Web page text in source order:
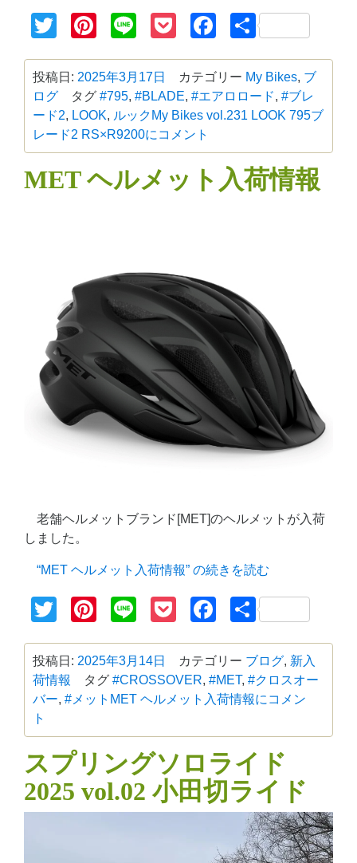
TwitterPinterest
Line PocketFacebook
共
投稿日: 2025年3月17日 カテゴリー My Bikes, ブ
ログ
タグ #795, #BLADE, #エアロロード, #ブレ
ード2, LOOK, ルック My Bikes vol.231 LOOK 795ブ
レード2 RS×R9200に コメント
MET ヘルメット入荷情報
老舗ヘルメットブランド[MET]のヘルメットが入荷
しました。
“MET ヘルメット入荷情報” の続きを読む
TwitterPinterest
Line PocketFacebook
共
投稿日: 2025年3月14日 カテゴリー ブログ, 新入
荷情報
タグ #CROSSOVER, #MET, #クロスオー
バー, #メット MET ヘルメット入荷情報に コメン
ト
スプリングソロライド
2025 vol.02 小田切ライド